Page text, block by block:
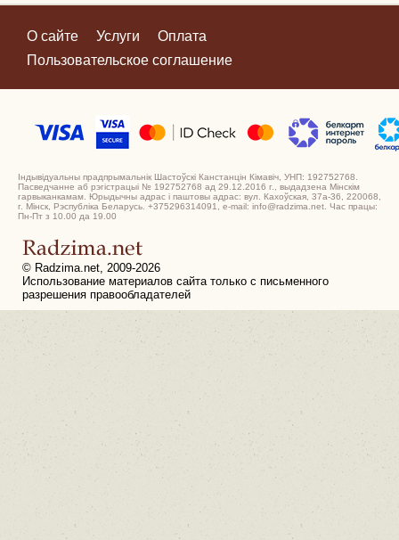
О сайте Услуги
Оплата
Пользовательское соглашение
Індывідуальны прадпрымальнік Шастоўскі Канстанцін Кімавіч, УНП: 192752768.
Пасведчанне аб рэгістрацыі № 192752768 ад 29.12.2016 г., выдадзена Мінскім
гарвыканкамам. Юрыдычны адрас і паштовы адрас: вул. Кахоўская, 37а-36, 220068,
г. Мінск, Рэспубліка Беларусь. +375296314091, e-mail: info@radzima.net. Час працы:
Пн-Пт з 10.00 да 19.00
© Radzima.net, 2009-2026
Использование материалов сайта только с письменного
разрешения правообладателей